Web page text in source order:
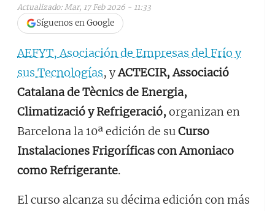
Actualizado: Mar, 17 Feb 2026 - 11:33
Síguenos en Google
AEFYT, Asociación de Empresas del Frío y
sus Tecnologías, yACTECIR, Associació
Catalana de Tècnics de Energia,
Climatizació y Refrigeració, organizan en
Barcelona la 10ª edición de suCurso
Instalaciones Frigoríficas con Amoniaco
como Refrigerante.
El curso alcanza su décima edición con más